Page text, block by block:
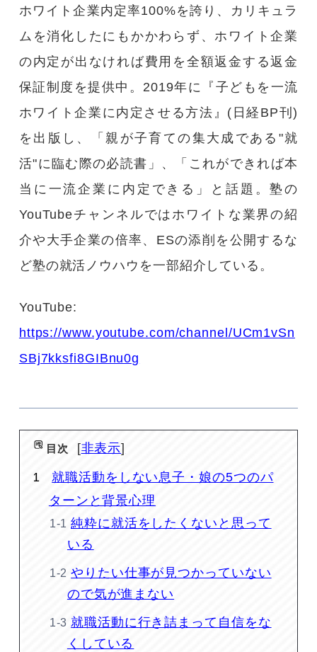
ホワイト企業内定率100%を誇り、カリキュラ
ムを消化したにもかかわらず、ホワイト企業
の内定が出なければ費用を全額返金する返金
保証制度を提供中。2019年に『子どもを一流
ホワイト企業に内定させる方法』(日経BP刊)
を出版し、「親が子育ての集大成である"就
活"に臨む際の必読書」、「これができれば本
当に一流企業に内定できる」と話題。塾の
YouTubeチャンネルではホワイトな業界の紹
介や大手企業の倍率、ESの添削を公開するな
ど塾の就活ノウハウを一部紹介している。
YouTube:
https://www.youtube.com/channel/UCm1vSn
SBj7kksfi8GIBnu0g
目次 非表示
就職活動をしない息子・娘の5つのパ
ターンと背景心理
純粋に就活をしたくないと思って
いる
やりたい仕事が見つかっていない
ので気が進まない
就職活動に行き詰まって自信をな
くしている